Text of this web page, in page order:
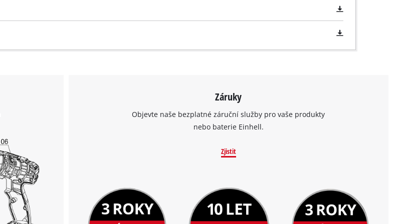
to the list of technologies used.
Management Platform
Záruky
Objevte naše bezplatné záruční služby pro vaše produkty
nebo baterie Einhell.
Zjistit